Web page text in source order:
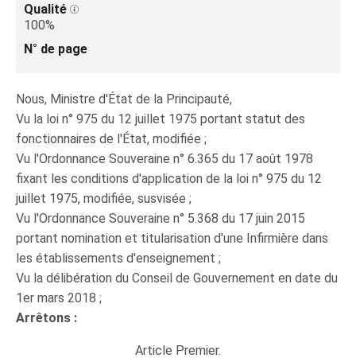
Qualité
100%
N° de page
Nous, Ministre d'État de la Principauté,
Vu la loi n° 975 du 12 juillet 1975 portant statut des
fonctionnaires de l'État, modifiée ;
Vu l'Ordonnance Souveraine n° 6.365 du 17 août 1978
fixant les conditions d'application de la loi n° 975 du 12
juillet 1975, modifiée, susvisée ;
Vu l'Ordonnance Souveraine n° 5.368 du 17 juin 2015
portant nomination et titularisation d'une Infirmière dans
les établissements d'enseignement ;
Vu la délibération du Conseil de Gouvernement en date du
1er mars 2018 ;
Arrêtons :
Article Premier.